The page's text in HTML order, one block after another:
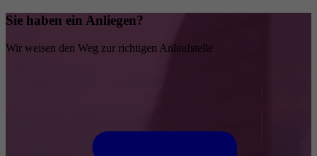
Sie haben ein Anliegen?
Wir weisen den Weg zur richtigen Anlaufstelle